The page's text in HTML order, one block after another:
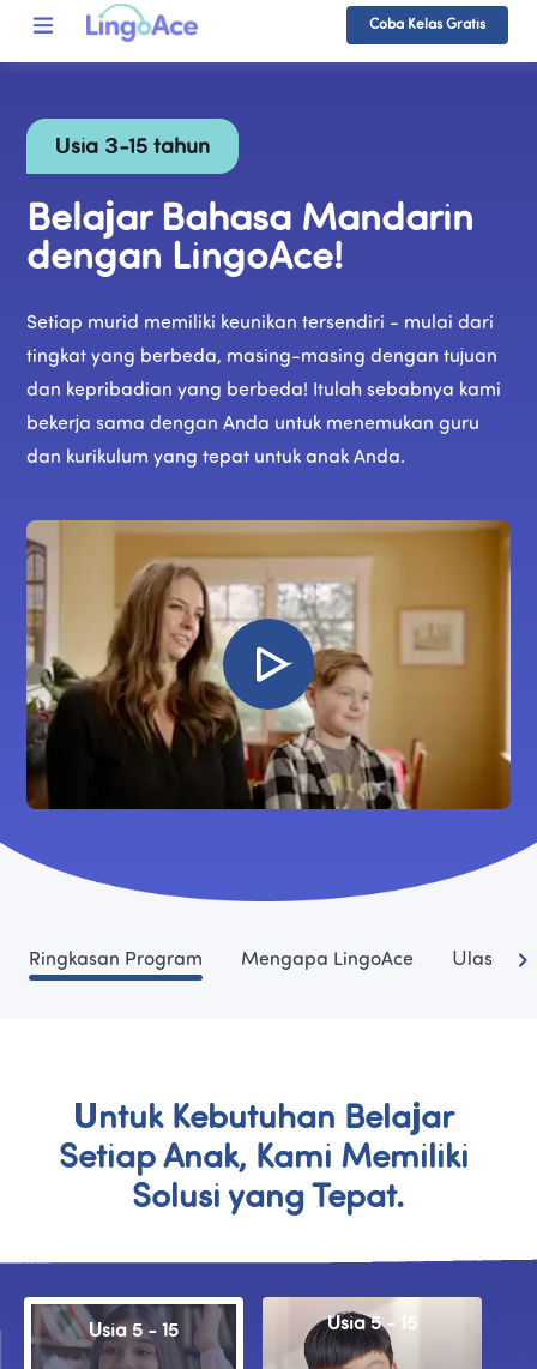
Coba Kelas Gratis
Usia 3-15 tahun
Belajar Bahasa Mandarin
dengan LingoAce!
Setiap murid memiliki keunikan tersendiri - mulai dari
tingkat yang berbeda, masing-masing dengan tujuan
dan kepribadian yang berbeda! Itulah sebabnya kami
bekerja sama dengan Anda untuk menemukan guru
dan kurikulum yang tepat untuk anak Anda.
Ringkasan Program Mengapa LingoAce Ulasan
Untuk Kebutuhan Belajar
Setiap Anak, Kami Memiliki
Solusi yang Tepat.
Usia 5 - 15 Usia 5 - 15